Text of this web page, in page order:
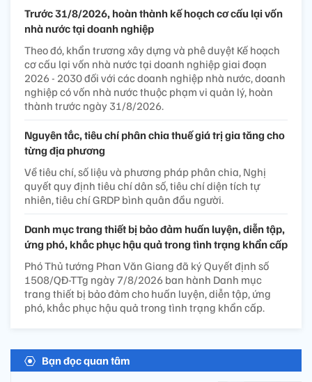
Trước 31/8/2026, hoàn thành kế hoạch cơ cấu lại vốn
nhà nước tại doanh nghiệp
Theo đó, khẩn trương xây dựng và phê duyệt Kế hoạch
cơ cấu lại vốn nhà nước tại doanh nghiệp giai đoạn
2026 - 2030 đối với các doanh nghiệp nhà nước, doanh
nghiệp có vốn nhà nước thuộc phạm vi quản lý, hoàn
thành trước ngày 31/8/2026.
Nguyên tắc, tiêu chí phân chia thuế giá trị gia tăng cho
từng địa phương
Về tiêu chí, số liệu và phương pháp phân chia, Nghị
quyết quy định tiêu chí dân số, tiêu chí diện tích tự
nhiên, tiêu chí GRDP bình quân đầu người.
Danh mục trang thiết bị bảo đảm huấn luyện, diễn tập,
ứng phó, khắc phục hậu quả trong tình trạng khẩn cấp
Phó Thủ tướng Phan Văn Giang đã ký Quyết định số
1508/QĐ-TTg ngày 7/8/2026 ban hành Danh mục
trang thiết bị bảo đảm cho huấn luyện, diễn tập, ứng
phó, khắc phục hậu quả trong tình trạng khẩn cấp.
Bạn đọc quan tâm